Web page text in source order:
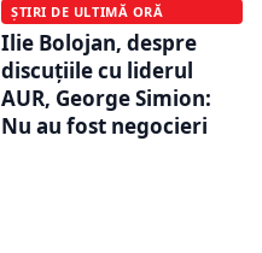
ȘTIRI DE ULTIMĂ ORĂ
Ilie Bolojan, despre
discuțiile cu liderul
AUR, George Simion:
Nu au fost negocieri